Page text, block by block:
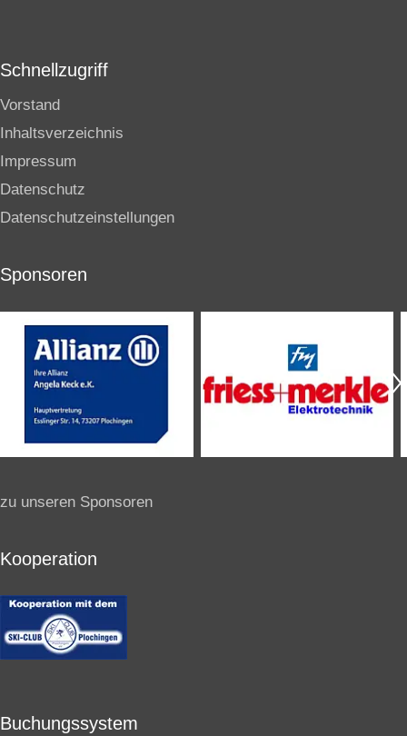
Schnellzugriff
Vorstand
Inhaltsverzeichnis
Impressum
Datenschutz
Datenschutzeinstellungen
Sponsoren
zu unseren Sponsoren
Kooperation
Buchungssystem